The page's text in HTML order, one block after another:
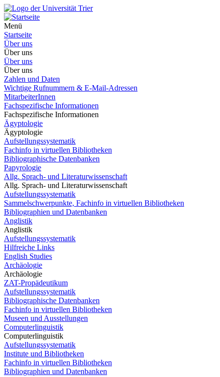
Menü
Startseite
Über uns
Über uns
Über uns
Über uns
Zahlen und Daten
Wichtige Rufnummern & E-Mail-Adressen
MitarbeiterInnen
Fachspezifische Informationen
Fachspezifische Informationen
Ägyptologie
Ägyptologie
Aufstellungssystematik
Fachinfo in virtuellen Bibliotheken
Bibliographische Datenbanken
Papyrologie
Allg. Sprach- und Literaturwissenschaft
Allg. Sprach- und Literaturwissenschaft
Aufstellungssystematik
Sammelschwerpunkte, Fachinfo in virtuellen Bibliotheken
Bibliographien und Datenbanken
Anglistik
Anglistik
Aufstellungssystematik
Hilfreiche Links
English Studies
Archäologie
Archäologie
ZAT-Propädeutikum
Aufstellungssystematik
Bibliographische Datenbanken
Fachinfo in virtuellen Bibliotheken
Museen und Ausstellungen
Computerlinguistik
Computerlinguistik
Aufstellungssystematik
Institute und Bibliotheken
Fachinfo in virtuellen Bibliotheken
Bibliographien und Datenbanken